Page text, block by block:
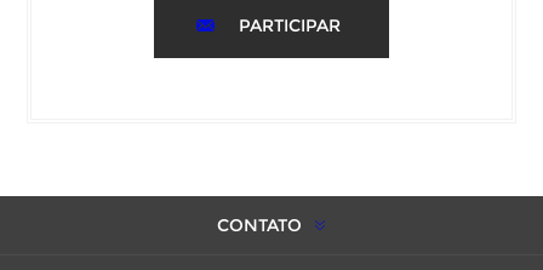
PARTICIPAR
CONTATO